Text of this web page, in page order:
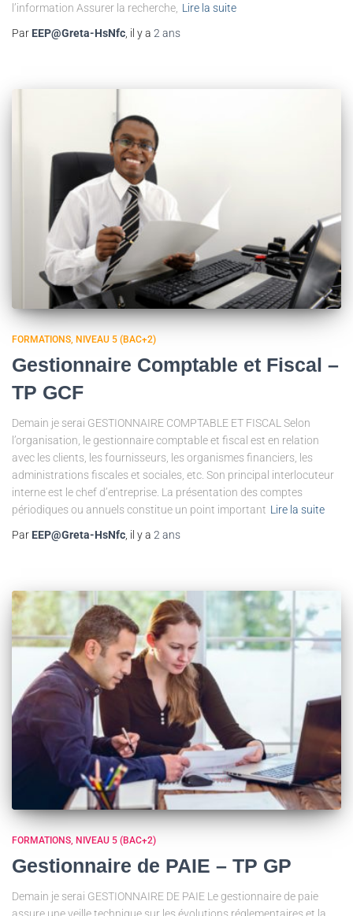
l’information Assurer la recherche, Lire la suite
Par EEP@Greta-HsNfc , il y a 2 ans
FORMATIONS NIVEAU 5 (BAC+2)
Gestionnaire Comptable et Fiscal –
TP GCF
Demain je serai GESTIONNAIRE COMPTABLE ET FISCAL Selon
l’organisation, le gestionnaire comptable et fiscal est en relation
avec les clients, les fournisseurs, les organismes financiers, les
administrations fiscales et sociales, etc. Son principal interlocuteur
interne est le chef d’entreprise. La présentation des comptes
périodiques ou annuels constitue un point important Lire la suite
Par EEP@Greta-HsNfc , il y a 2 ans
FORMATIONS NIVEAU 5 (BAC+2)
Gestionnaire de PAIE – TP GP
Demain je serai GESTIONNAIRE DE PAIE Le gestionnaire de paie